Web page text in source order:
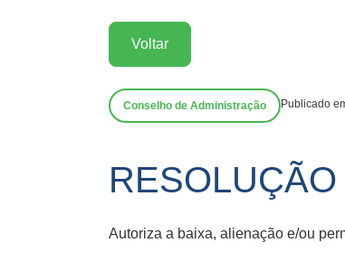
Voltar
Conselho de Administração Publicado
Autoriza a baixa, alienação e/ou